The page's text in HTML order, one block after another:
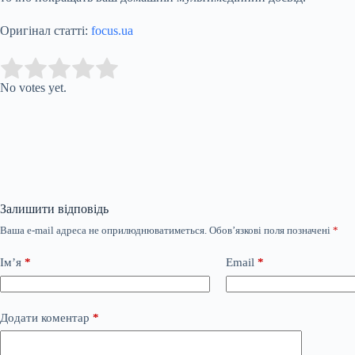
Оригінал статті: focus.ua
Rate this item:
No votes yet.
Залишити відповідь
Ваша e-mail адреса не оприлюднюватиметься. Обов’язкові поля позначені *
Ім’я * Email *
Додати коментар *